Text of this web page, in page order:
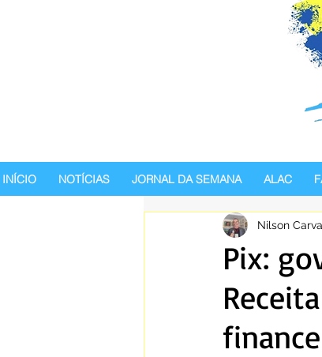
INÍCIO NOTÍCIAS JORNAL DA SEMANA ALAC
Pix:
Nilson